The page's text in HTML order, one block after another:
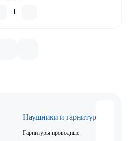
Наушники и гарнитуры
Гарнитуры проводные